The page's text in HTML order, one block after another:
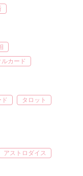
ルカード
タロット
アストロダイス